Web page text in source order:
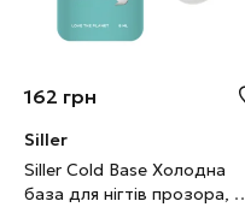
162 грн
Siller
Siller Cold Base Холодна
база для нігтів прозора, 8